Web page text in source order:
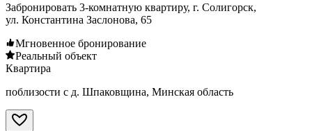
Забронировать 3-комнатную квартиру, г. Солигорск,
ул. Константина Заслонова, 65
Мгновенное бронирование
Реальный объект
Квартира
поблизости с д. Шпаковщина, Минская область